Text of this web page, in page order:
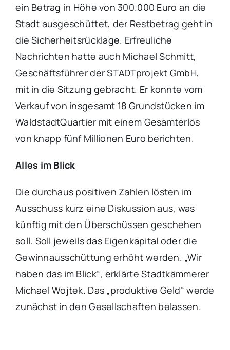
ein Betrag in Höhe von 300.000 Euro an die
Stadt ausgeschüttet, der Restbetrag geht in
die Sicherheitsrücklage. Erfreuliche
Nachrichten hatte auch Michael Schmitt,
Geschäftsführer der STADTprojekt GmbH,
mit in die Sitzung gebracht. Er konnte vom
Verkauf von insgesamt 18 Grundstücken im
WaldstadtQuartier mit einem Gesamterlös
von knapp fünf Millionen Euro berichten.
Alles im Blick
Die durchaus positiven Zahlen lösten im
Ausschuss kurz eine Diskussion aus, was
künftig mit den Überschüssen geschehen
soll. Soll jeweils das Eigenkapital oder die
Gewinnausschüttung erhöht werden. „Wir
haben das im Blick“, erklärte Stadtkämmerer
Michael Wojtek. Das „produktive Geld“ werde
zunächst in den Gesellschaften belassen.